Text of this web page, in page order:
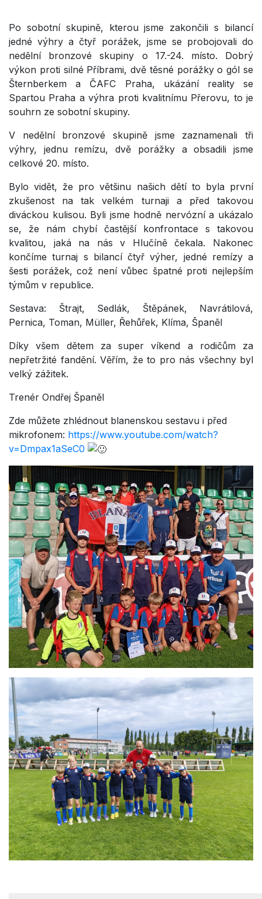
Po sobotní skupině, kterou jsme zakončili s bilancí
jedné výhry a čtyř porážek, jsme se probojovali do
nedělní bronzové skupiny o 17.-24. místo. Dobrý
výkon proti silné Příbrami, dvě těsné porážky o gól se
Šternberkem a ČAFC Praha, ukázání reality se
Spartou Praha a výhra proti kvalitnímu Přerovu, to je
souhrn ze sobotní skupiny.
V nedělní bronzové skupině jsme zaznamenali tři
výhry, jednu remízu, dvě porážky a obsadili jsme
celkové 20. místo.
Bylo vidět, že pro většinu našich dětí to byla první
zkušenost na tak velkém turnaji a před takovou
diváckou kulisou. Byli jsme hodně nervózní a ukázalo
se, že nám chybí častější konfrontace s takovou
kvalitou, jaká na nás v Hlučíně čekala. Nakonec
končíme turnaj s bilancí čtyř výher, jedné remízy a
šesti porážek, což není vůbec špatné proti nejlepším
týmům v republice.
Sestava: Štrajt, Sedlák, Štěpánek, Navrátilová,
Pernica, Toman, Müller, Řehůřek, Klíma, Španěl
Díky všem dětem za super víkend a rodičům za
nepřetržité fandění. Věřím, že to pro nás všechny byl
velký zážitek.
Trenér Ondřej Španěl
Zde můžete zhlédnout blanenskou sestavu i před
mikrofonem: https://www.youtube.com/watch?
v=Dmpax1aSeC0